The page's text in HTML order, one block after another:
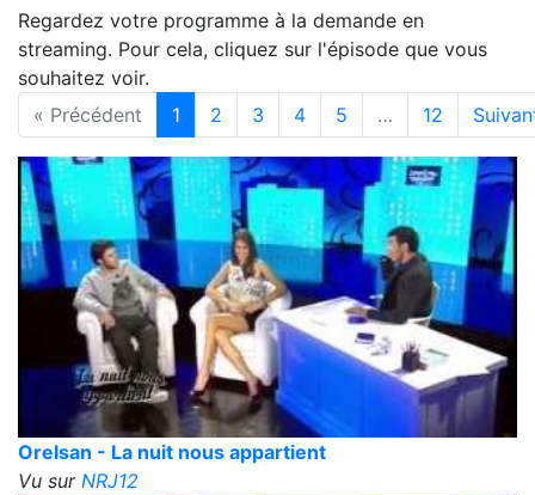
Regardez votre programme à la demande en
streaming. Pour cela, cliquez sur l'épisode que vous
souhaitez voir.
« Précédent
1 2 3 4 5 … 12
Orelsan - La nuit nous appartient
Vu sur NRJ12